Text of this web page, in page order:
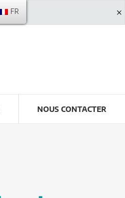
NOUS CONTACTER
FR